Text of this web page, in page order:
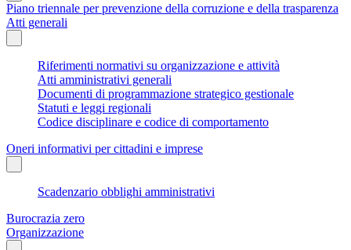
Piano triennale per prevenzione della corruzione e della trasparenza
Atti generali
Riferimenti normativi su organizzazione e attività
Atti amministrativi generali
Documenti di programmazione strategico gestionale
Statuti e leggi regionali
Codice disciplinare e codice di comportamento
Oneri informativi per cittadini e imprese
Scadenzario obblighi amministrativi
Burocrazia zero
Organizzazione